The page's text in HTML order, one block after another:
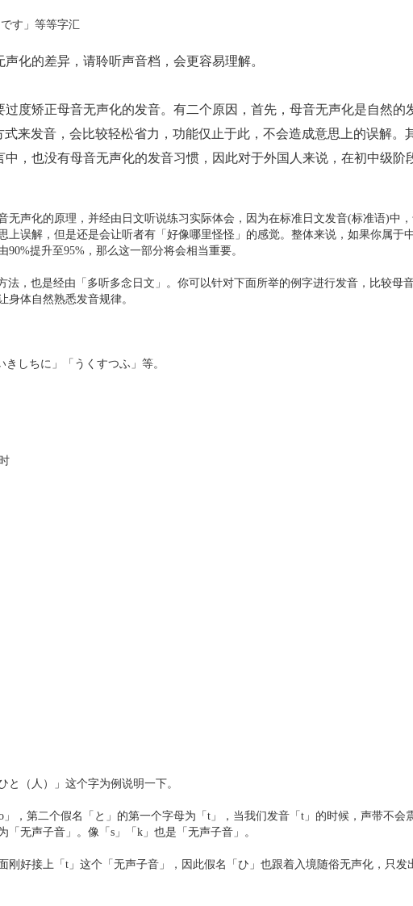
す」等等字汇
的差异，请聆听声音档，会更容易理解。
度矫正母音无声化的发音。有二个原因，首先，母音无声化是自然的
来发音，会比较轻松省力，功能仅止于此，不会造成意思上的误解。
，也没有母音无声化的发音习惯，因此对于外国人来说，在初中级阶
声化的原理，并经由日文听说练习实际体会，因为在标准日文发音(标准语)中
上误解，但是还是会让听者有「好像哪里怪怪」的感觉。整体来说，如果你属于
提升至95%，那么这一部分将会相当重要。
，也是经由「多听多念日文」。你可以针对下面所举的例字进行发音，比较母
身体自然熟悉发音规律。
しちに」「うくすつふ」等。
（人）」这个字为例说明一下。
第二个假名「と」的第一个字母为「t」，当我们发音「t」的时候，声带不会
无声子音」。像「s」「k」也是「无声子音」。
好接上「t」这个「无声子音」，因此假名「ひ」也跟着入境随俗无声化，只发